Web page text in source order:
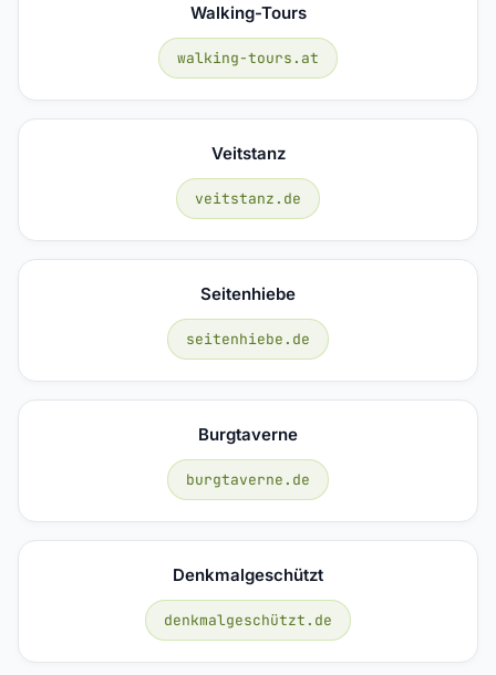
Walking-Tours
walking-tours.at
Veitstanz
veitstanz.de
Seitenhiebe
seitenhiebe.de
Burgtaverne
burgtaverne.de
Denkmalgeschützt
denkmalgeschützt.de